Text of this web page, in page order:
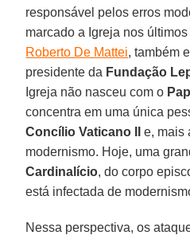
responsável pelos erros
marcado a Igreja nos
Roberto De Mattei, também
presidente da Fundação
Igreja não nasceu com o
concentra em uma única
Concílio Vaticano II
e, mais
modernismo. Hoje, uma
Cardinalício, do corpo
está infectada de
Nessa perspectiva, os